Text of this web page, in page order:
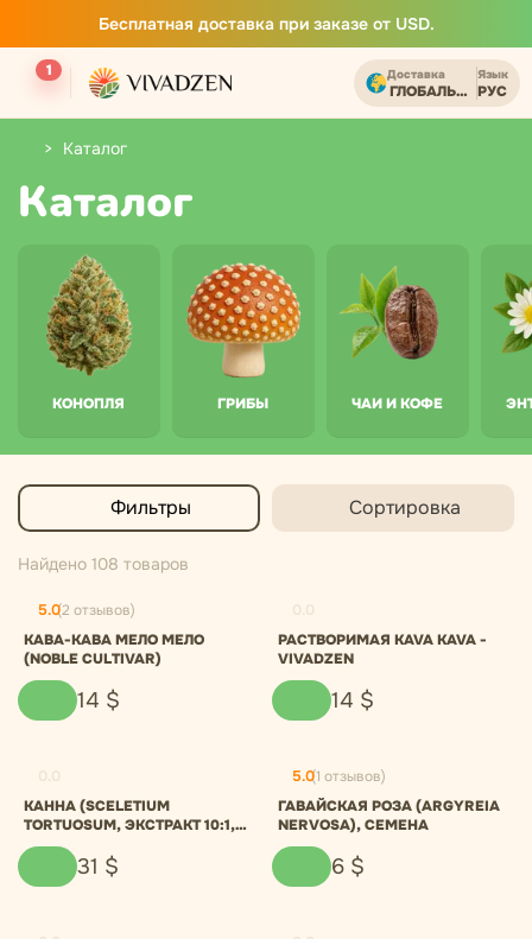
Бесплатная доставка при заказе от USD.
1 Доставка
ГЛОБАЛЬНЫЙ
Язык
РУС
Каталог
Каталог
КОНОПЛЯ ГРИБЫ ЧАИ И КОФЕ
Фильтры Сортировка
Найдено 108 товаров
5.0(2 отзывов)
КАВА-КАВА МЕЛО МЕЛО
(NOBLE CULTIVAR)
14 $
РАСТВОРИМАЯ KAVA KAVA -
VIVADZEN
14 $
КАННА (SCELETIUM
TORTUOSUM, ЭКСТРАКТ 10:1,
ПОРОШОК
31 $
5.0(1 отзывов)
ГАВАЙСКАЯ РОЗА (ARGYREIA
NERVOSA), СЕМЕНА
6 $